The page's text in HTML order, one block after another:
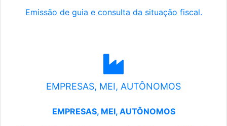
Emissão de guia e consulta da situação fiscal.
EMPRESAS, MEI, AUTÔNOMOS
EMPRESAS, MEI, AUTÔNOMOS